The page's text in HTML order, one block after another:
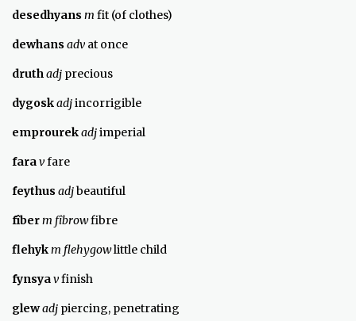
desedhyans m fit (of clothes)
dewhans adv at once
druthadj precious
dygoskadjincorrigible
emprourekadjimperial
faravfare
feythus adjbeautiful
fîberm fîbrowfibre
flehykm flehygowlittle child
fynsyavfinish
glewadj piercing, penetrating